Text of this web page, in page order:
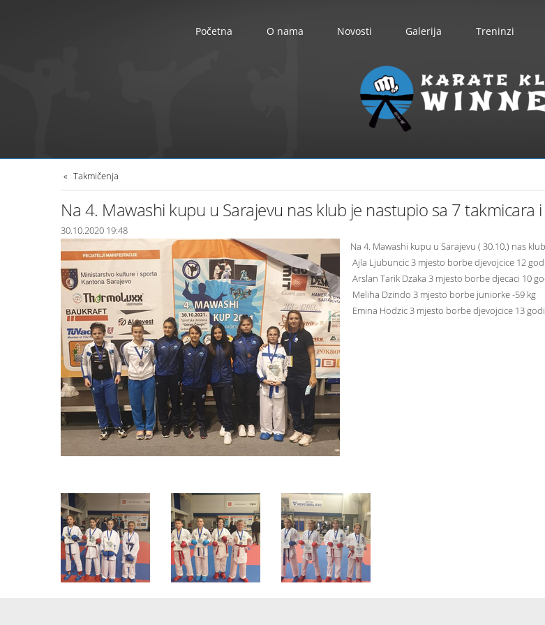
Početna O nama Novosti Galerija Treninzi
Takmičenja
Na 4. Mawashi kupu u Sarajevu nas klub je nastupio sa 7 takmicara
30.10.2020 19:48
Na 4. Mawashi kupu u Sarajevu ( 30.10.) nas
Ajla Ljubuncic 3 mjesto borbe djevojcice 12
Arslan Tarik Dzaka 3 mjesto borbe djecaci 10
Meliha Dzindo 3 mjesto borbe juniorke -59 kg
Emina Hodzic 3 mjesto borbe djevojcice 13